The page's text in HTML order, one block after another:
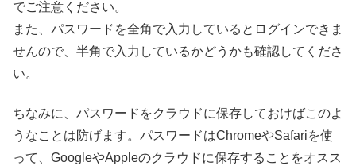
でご注意ください。
また、パスワードを全角で入力しているとログインできま
せんので、半角で入力しているかどうかも確認してくださ
い。
ちなみに、パスワードをクラウドに保存しておけばこのよ
うなことは防げます。パスワードはChromeやSafariを使
って、GoogleやAppleのクラウドに保存することをオスス